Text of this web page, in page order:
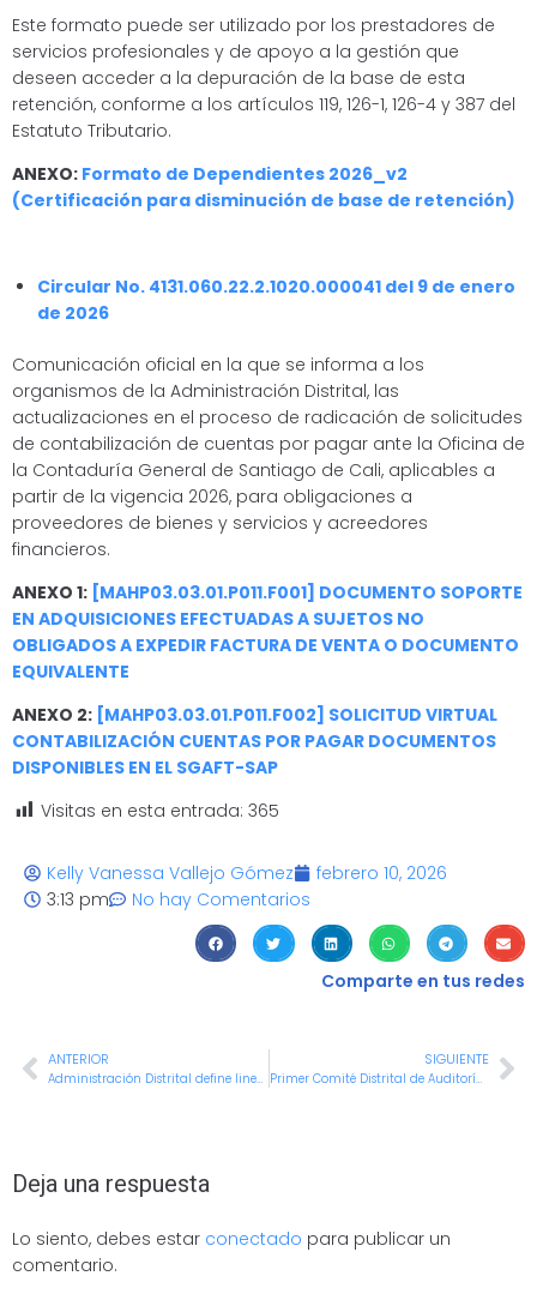
Este formato puede ser utilizado por los prestadores de
servicios profesionales y de apoyo a la gestión que
deseen acceder a la depuración de la base de esta
retención, conforme a los artículos 119, 126-1, 126-4 y 387 del
Estatuto Tributario.
ANEXO: Formato de Dependientes 2026_v2
(Certificación para disminución de base de retención)
Circular No. 4131.060.22.2.1020.000041 del 9 de enero
de 2026
Comunicación oficial en la que se informa a los
organismos de la Administración Distrital, las
actualizaciones en el proceso de radicación de solicitudes
de contabilización de cuentas por pagar ante la Oficina de
la Contaduría General de Santiago de Cali, aplicables a
partir de la vigencia 2026, para obligaciones a
proveedores de bienes y servicios y acreedores
financieros.
ANEXO 1: [MAHP03.03.01.P011.F001] DOCUMENTO SOPORTE
EN ADQUISICIONES EFECTUADAS A SUJETOS NO
OBLIGADOS A EXPEDIR FACTURA DE VENTA O DOCUMENTO
EQUIVALENTE
ANEXO 2: [MAHP03.03.01.P011.F002] SOLICITUD VIRTUAL
CONTABILIZACIÓN CUENTAS POR PAGAR DOCUMENTOS
DISPONIBLES EN EL SGAFT-SAP
Visitas en esta entrada: 365
Kelly Vanessa Vallejo Gómez
febrero 10, 2026
3:13 pm
No hay Comentarios
Comparte en tus redes
ANTERIOR
Administración Distrital define lineamientos para la gestión de pasantías académicas
SIGUIENTE
Primer Comité Distrital de Auditoría de Santiago de Cali, impulsa la cultura de control y el fortalecimiento institucional
Deja una respuesta
Lo siento, debes estar conectado para publicar un
comentario.